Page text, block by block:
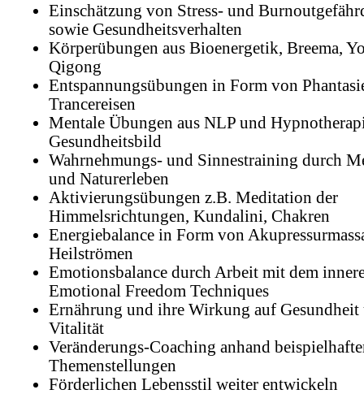
Einschätzung von Stress- und
sowie Gesundheitsverhalten
Körperübungen aus Bioenergetik, Breema,
Qigong
Entspannungsübungen in Form von
Trancereisen
Mentale Übungen aus NLP und
Gesundheitsbild
Wahrnehmungs- und Sinnestraining durch
und Naturerleben
Aktivierungsübungen z.B. Meditation der
Himmelsrichtungen, Kundalini, Chakren
Energiebalance in Form von
Heilströmen
Emotionsbalance durch Arbeit mit dem
Emotional Freedom Techniques
Ernährung und ihre Wirkung auf Gesundheit
Vitalität
Veränderungs-Coaching anhand
Themenstellungen
Förderlichen Lebensstil weiter entwickeln